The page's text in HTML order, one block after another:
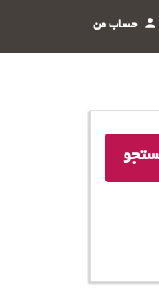
حساب من